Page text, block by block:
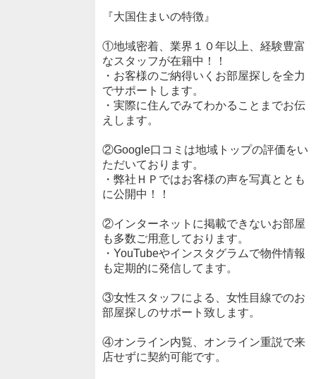
『大国住まいの特徴』
①地域密着、業界１０年以上、経験豊富
なスタッフが在籍中！！
・お客様のご納得いくお部屋探しを全力
でサポートします。
・実際に住んでみてわかることまでお伝
えします。
②Google口コミは地域トップの評価をい
ただいております。
・弊社ＨＰではお客様の声を写真ととも
に公開中！！
②インターネットに掲載できないお部屋
も多数ご用意しております。
・YouTubeやインスタグラムで物件情報
も定期的に発信してます。
③女性スタッフによる、女性目線でのお
部屋探しのサポート致します。
④オンライン内覧、オンライン重説で来
店せずに契約可能です。